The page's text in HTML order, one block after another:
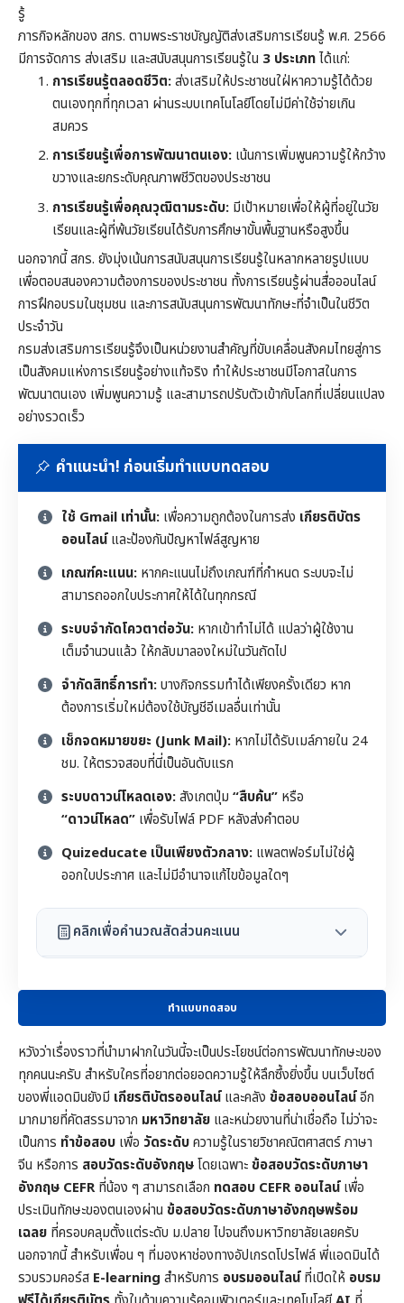
รู้
ภารกิจหลักของ สกร. ตามพระราชบัญญัติส่งเสริมการเรียนรู้ พ.ศ. 2566
มีการจัดการ ส่งเสริม และสนับสนุนการเรียนรู้ใน 3 ประเภทได้แก่:
การเรียนรู้ตลอดชีวิต:ส่งเสริมให้ประชาชนใฝ่หาความรู้ได้ด้วย
ตนเองทุกที่ทุกเวลา ผ่านระบบเทคโนโลยีโดยไม่มีค่าใช้จ่ายเกิน
สมควร
การเรียนรู้เพื่อการพัฒนาตนเอง:เน้นการเพิ่มพูนความรู้ให้กว้าง
ขวางและยกระดับคุณภาพชีวิตของประชาชน
การเรียนรู้เพื่อคุณวุฒิตามระดับ:มีเป้าหมายเพื่อให้ผู้ที่อยู่ในวัย
เรียนและผู้ที่พ้นวัยเรียนได้รับการศึกษาขั้นพื้นฐานหรือสูงขึ้น
นอกจากนี้ สกร. ยังมุ่งเน้นการสนับสนุนการเรียนรู้ในหลากหลายรูปแบบ
เพื่อตอบสนองความต้องการของประชาชน ทั้งการเรียนรู้ผ่านสื่อออนไลน์
การฝึกอบรมในชุมชน และการสนับสนุนการพัฒนาทักษะที่จำเป็นในชีวิต
ประจำวัน
กรมส่งเสริมการเรียนรู้จึงเป็นหน่วยงานสำคัญที่ขับเคลื่อนสังคมไทยสู่การ
เป็นสังคมแห่งการเรียนรู้อย่างแท้จริง ทำให้ประชาชนมีโอกาสในการ
พัฒนาตนเอง เพิ่มพูนความรู้ และสามารถปรับตัวเข้ากับโลกที่เปลี่ยนแปลง
อย่างรวดเร็ว
คำแนะนำ! ก่อนเริ่มทำแบบทดสอบ
ใช้ Gmail เท่านั้น: เพื่อความถูกต้องในการส่ง เกียรติบัตร
ออนไลน์และป้องกันปัญหาไฟล์สูญหาย
เกณฑ์คะแนน: หากคะแนนไม่ถึงเกณฑ์ที่กำหนด ระบบจะไม่
สามารถออกใบประกาศให้ได้ในทุกกรณี
ระบบจำกัดโควตาต่อวัน: หากเข้าทำไม่ได้ แปลว่าผู้ใช้งาน
เต็มจำนวนแล้ว ให้กลับมาลองใหม่ในวันถัดไป
จำกัดสิทธิ์การทำ:บางกิจกรรมทำได้เพียงครั้งเดียว หาก
ต้องการเริ่มใหม่ต้องใช้บัญชีอีเมลอื่นเท่านั้น
เช็กจดหมายขยะ (Junk Mail): หากไม่ได้รับเมล์ภายใน 24
ชม. ให้ตรวจสอบที่นี่เป็นอันดับแรก
ระบบดาวน์โหลดเอง:สังเกตปุ่ม “สืบค้น” หรือ
“ดาวน์โหลด” เพื่อรับไฟล์ PDF หลังส่งคำตอบ
Quizeducate เป็นเพียงตัวกลาง: แพลตฟอร์มไม่ใช่ผู้
ออกใบประกาศ และไม่มีอำนาจแก้ไขข้อมูลใดๆ
คลิกเพื่อคำนวณสัดส่วนคะแนน
ทำแบบทดสอบ
หวังว่าเรื่องราวที่นำมาฝากในวันนี้จะเป็นประโยชน์ต่อการพัฒนาทักษะของ
ทุกคนนะครับ สำหรับใครที่อยากต่อยอดความรู้ให้ลึกซึ้งยิ่งขึ้น บนเว็บไซต์
ของพี่แอดมินยังมี เกียรติบัตรออนไลน์และคลัง ข้อสอบออนไลน์อีก
มากมายที่คัดสรรมาจาก มหาวิทยาลัย และหน่วยงานที่น่าเชื่อถือ ไม่ว่าจะ
เป็นการ ทำข้อสอบ เพื่อ วัดระดับความรู้ในรายวิชาคณิตศาสตร์ภาษา
จีน หรือการ สอบวัดระดับอังกฤษโดยเฉพาะข้อสอบวัดระดับภาษา
อังกฤษ CEFRที่น้อง ๆ สามารถเลือก ทดสอบ CEFR ออนไลน์เพื่อ
ประเมินทักษะของตนเองผ่าน ข้อสอบวัดระดับภาษาอังกฤษพร้อม
เฉลย ที่ครอบคลุมตั้งแต่ระดับ ม.ปลาย ไปจนถึงมหาวิทยาลัยเลยครับ
นอกจากนี้ สำหรับเพื่อน ๆ ที่มองหาช่องทางอัปเกรดโปรไฟล์ พี่แอดมินได้
รวบรวมคอร์ส E-learning สำหรับการ อบรมออนไลน์ที่เปิดให้ อบรม